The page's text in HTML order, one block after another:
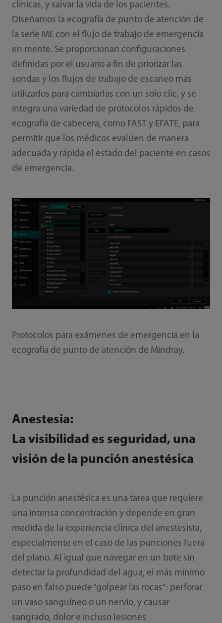
clínicas, y salvar la vida de los pacientes.
Diseñamos la ecografía de punto de atención de
la serie ME con el flujo de trabajo de emergencia
en mente. Se proporcionan configuraciones
definidas por el usuario a fin de priorizar las
sondas y los flujos de trabajo de escaneo más
utilizados para cambiarlas con un solo clic, y se
integra una variedad de protocolos rápidos de
ecografía de cabecera, como FAST y EFATE, para
permitir que los médicos evalúen de manera
adecuada y rápida el estado del paciente en casos
de emergencia.
Protocolos para exámenes de emergencia en la
ecografía de punto de atención de Mindray.
Anestesia:
La visibilidad es seguridad, una
visión de la punción anestésica
La punción anestésica es una tarea que requiere
una intensa concentración y depende en gran
medida de la experiencia clínica del anestesista,
especialmente en el caso de las punciones fuera
del plano. Al igual que navegar en un bote sin
detectar la profundidad del agua, el más mínimo
paso en falso puede “golpear las rocas”: perforar
un vaso sanguíneo o un nervio, y causar
sangrado, dolor e incluso lesiones